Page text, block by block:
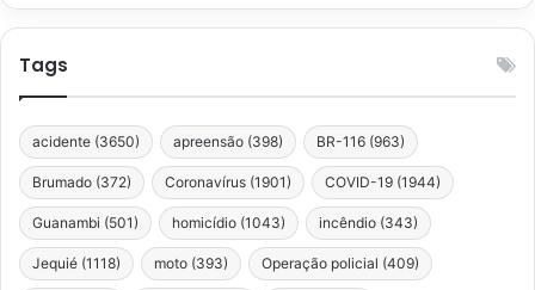
Tags
acidente (3650) apreensão (398) BR-116 (963)
Brumado (372) Coronavírus (1901) COVID-19 (1944)
Guanambi (501) homicídio (1043) incêndio (343)
Jequié (1118) moto (393) Operação policial (409)